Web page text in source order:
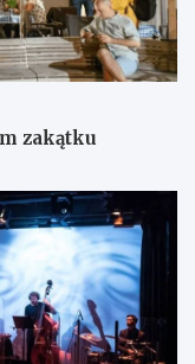
zakątku